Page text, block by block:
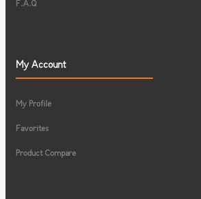
F.A.Q
My Account
My Profile
Favorites
Product Compare